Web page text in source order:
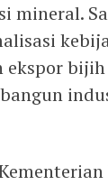
mineral.
ekspor